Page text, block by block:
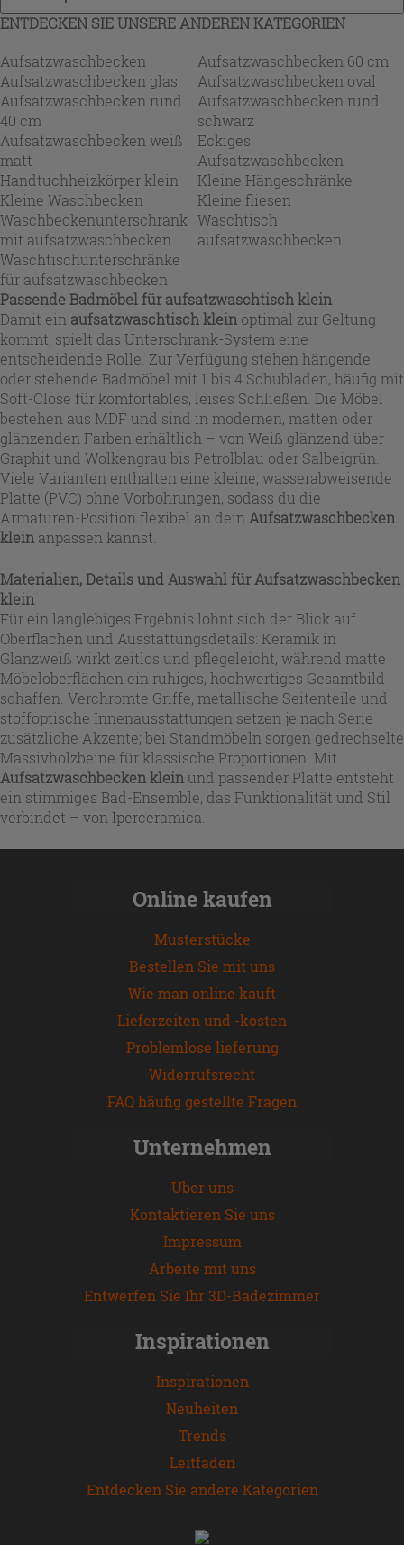
ENTDECKEN SIE UNSERE ANDEREN KATEGORIEN
Aufsatzwaschbecken
Aufsatzwaschbecken 60 cm
Aufsatzwaschbecken glas
Aufsatzwaschbecken oval
Aufsatzwaschbecken rund
40 cm
Aufsatzwaschbecken rund
schwarz
Aufsatzwaschbecken weiß
matt
Eckiges
Aufsatzwaschbecken
Handtuchheizkörper klein
Kleine Hängeschränke
Kleine Waschbecken
Kleine fliesen
Waschbeckenunterschrank
mit aufsatzwaschbecken
Waschtisch
aufsatzwaschbecken
Waschtischunterschränke
für aufsatzwaschbecken
Passende Badmöbel füraufsatzwaschtisch klein
Damit ein aufsatzwaschtisch klein optimal zur Geltung
kommt, spielt das Unterschrank-System eine
entscheidende Rolle. Zur Verfügung stehen hängende
oder stehende Badmöbel mit 1 bis 4 Schubladen, häufig mit
Soft-Close für komfortables, leises Schließen. Die Möbel
bestehen aus MDF und sind in modernen, matten oder
glänzenden Farben erhältlich – von Weiß glänzend über
Graphit und Wolkengrau bis Petrolblau oder Salbeigrün.
Viele Varianten enthalten eine kleine, wasserabweisende
Platte (PVC) ohne Vorbohrungen, sodass du die
Armaturen-Position flexibel an dein Aufsatzwaschbecken
klein anpassen kannst.
Materialien, Details und Auswahl fürAufsatzwaschbecken
klein
Für ein langlebiges Ergebnis lohnt sich der Blick auf
Oberflächen und Ausstattungsdetails: Keramik in
Glanzweiß wirkt zeitlos und pflegeleicht, während matte
Möbeloberflächen ein ruhiges, hochwertiges Gesamtbild
schaffen. Verchromte Griffe, metallische Seitenteile und
stoffoptische Innenausstattungen setzen je nach Serie
zusätzliche Akzente; bei Standmöbeln sorgen gedrechselte
Massivholzbeine für klassische Proportionen. Mit
Aufsatzwaschbecken kleinund passender Platte entsteht
ein stimmiges Bad-Ensemble, das Funktionalität und Stil
verbindet – von Iperceramica.
Online kaufen
Musterstücke
Bestellen Sie mit uns
Wie man online kauft
Lieferzeiten und -kosten
Problemlose lieferung
Widerrufsrecht
FAQ häufig gestellte Fragen
Unternehmen
Über uns
Kontaktieren Sie uns
Impressum
Arbeite mit uns
Entwerfen Sie Ihr 3D-Badezimmer
Inspirationen
Inspirationen
Neuheiten
Trends
Leitfaden
Entdecken Sie andere Kategorien